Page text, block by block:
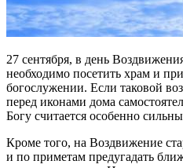
27 сентября, в день
необходимо посетить храм и
богослужении. Если таковой
перед иконами дома
Богу считается особенно
Кроме того, на Воздвижение
и по приметам предугадать